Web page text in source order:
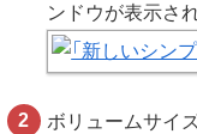
ンドウが表示され
ボリュームサイ